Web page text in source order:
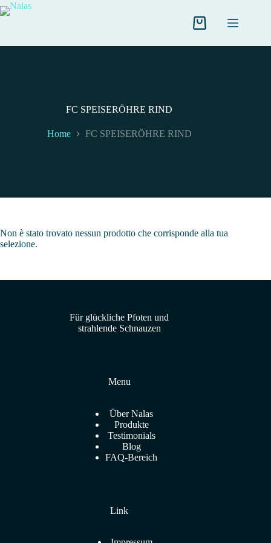
Salta
al
Carrello
FC SPEISERÖHRE RIND
Home FC SPEISERÖHRE RIND
Non è stato trovato nessun prodotto che corrisponde alla tua
selezione.
Für glückliche Pfoten und
strahlende Schnauzen
Menu
Über Nalas
Produkte
Testimonials
Blog
FAQ-Bereich
Link